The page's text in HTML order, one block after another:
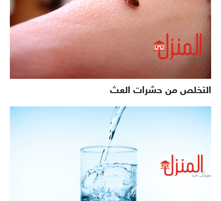
التخلص من حشرات العث